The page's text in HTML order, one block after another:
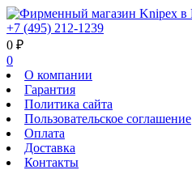
+7 (495) 212-1239
0 ₽
0
О компании
Гарантия
Политика сайта
Пользовательское соглашение
Оплата
Доставка
Контакты